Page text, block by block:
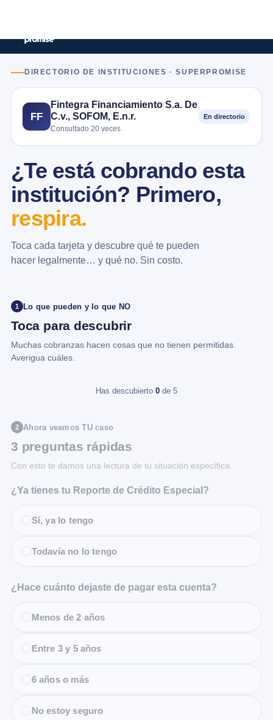
DIRECTORIO DE INSTITUCIONES · SUPERPROMISE
FF
Fintegra Financiamiento S.a. De
C.v., SOFOM, E.n.r.
Consultado 20 veces
En directorio
¿Te está cobrando esta
institución? Primero,
respira.
Toca cada tarjeta y descubre qué te pueden
hacer legalmente… y qué no. Sin costo.
1 Lo que pueden y lo que NO
Toca para descubrir
Muchas cobranzas hacen cosas que no tienen permitidas.
Averigua cuáles.
Has descubierto 0 de 5
2 Ahora veamos TU caso
3 preguntas rápidas
Con esto te damos una lectura de tu situación específica.
¿Ya tienes tu Reporte de Crédito Especial?
Sí, ya lo tengo
Todavía no lo tengo
¿Hace cuánto dejaste de pagar esta cuenta?
Menos de 2 años
Entre 3 y 5 años
6 años o más
No estoy seguro